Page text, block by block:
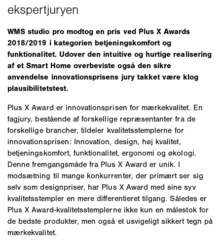
WMS studio pro modtog en pris ved Plus X Awards
2018/2019 i kategorien betjeningskomfort og
funktionalitet. Udover den intuitive og hurtige realisering
af et Smart Home overbeviste også den sikre
anvendelse innovationsprisens jury takket være klog
plausibilitetstest.
Plus X Award er innovationsprisen for mærkekvalitet. En
fagjury, bestående af forskellige repræsentanter fra de
forskellige brancher, tildeler kvalitetsstemplerne for
innovationsprisen: Innovation, design, høj kvalitet,
betjeningskomfort, funktionalitet, ergonomi og økologi.
Denne fremgangsmåde fra Plus X Award er unik. I
modsætning til mange konkurrenter, der primært ser sig
selv som designpriser, har Plus X Award med sine syv
kvalitetsstempler en mere differentieret tilgang. Således er
Plus X Award-kvalitetsstemplerne ikke kun en målestok for
de bedste produkter, men også et usvigeligt sikkert tegn på
mærkekvalitet.